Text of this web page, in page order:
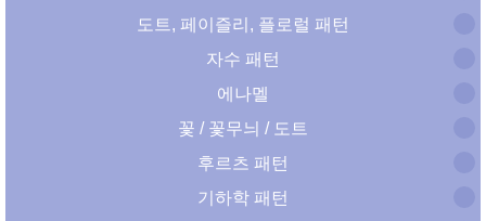
도트, 페이즐리, 플로럴 패턴
자수 패턴
에나멜
꽃 / 꽃무늬 / 도트
후르츠 패턴
기하학 패턴